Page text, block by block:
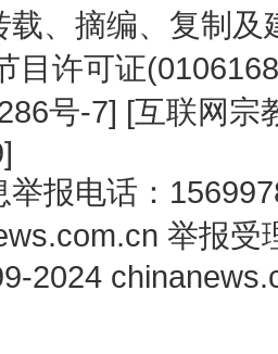
载、摘编、复制
目许可证
号-7] [互联网宗
]
报电话：
举报受
2024